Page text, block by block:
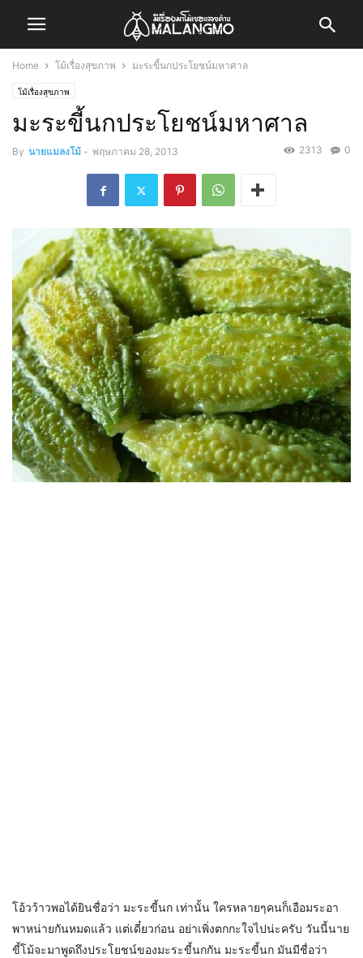
Home โม้เรื่องสุขภาพ มะระขี้นกประโยชน์มหาศาล
โม้เรื่องสุขภาพ
มะระขี้นกประโยชน์มหาศาล
By นายแมลงโม้ - พฤษภาคม 28, 2013 0
2313
โอ้วว้าวพอได้ยินชื่อว่า มะระขี้นก เท่านั้น ใครหลายๆคนก็เอือมระอา
พาหน่ายกันหมดแล้ว แต่เดี๋ยวก่อน อย่าเพิ่งตกกะใจไปน่ะครับ วันนี้นาย
ขี้โม้จะมาพูดถึงประโยชน์ของมะระขี้นกกัน มะระขี้นก มันมีชื่อว่า